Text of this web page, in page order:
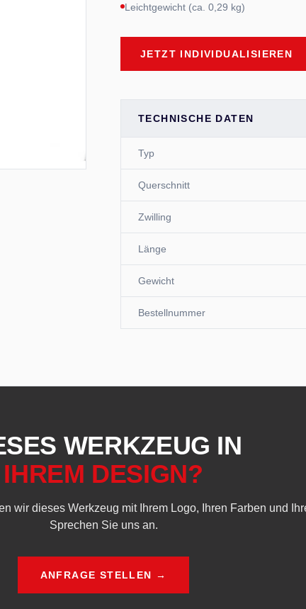
Leichtgewicht (ca. 0,29 kg)
JETZT INDIVIDUALISIEREN
TECHNISCHE DATEN
Typ
Querschnitt
Zwilling
Länge
Gewicht
Bestellnummer
WERKZEUG IN
IHREM DESIGN?
wir dieses Werkzeug mit Ihrem Logo, Ihren Farben und
Sprechen Sie uns an.
ANFRAGE STELLEN →